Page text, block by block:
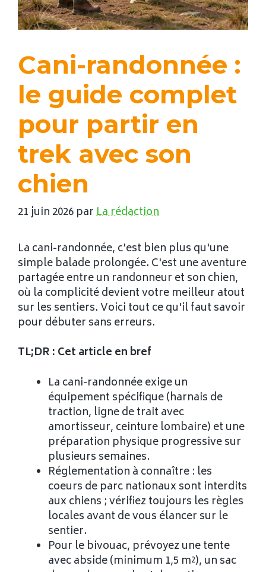
Cani-randonnée :
le guide complet
pour partir en
trek avec son
chien
21 juin 2026 parLa rédaction
La cani-randonnée, c'est bien plus qu'une
simple balade prolongée. C'est une aventure
partagée entre un randonneur et son chien,
où la complicité devient votre meilleur atout
sur les sentiers. Voici tout ce qu'il faut savoir
pour débuter sans erreurs.
TL;DR : Cet article en bref
La cani-randonnée exige un
équipement spécifique (harnais de
traction, ligne de trait avec
amortisseur, ceinture lombaire) et une
préparation physique progressive sur
plusieurs semaines.
Réglementation à connaître : les
coeurs de parc nationaux sont interdits
aux chiens ; vérifiez toujours les règles
locales avant de vous élancer sur le
sentier.
Pour le bivouac, prévoyez une tente
avec abside (minimum 1,5 m²), un sac